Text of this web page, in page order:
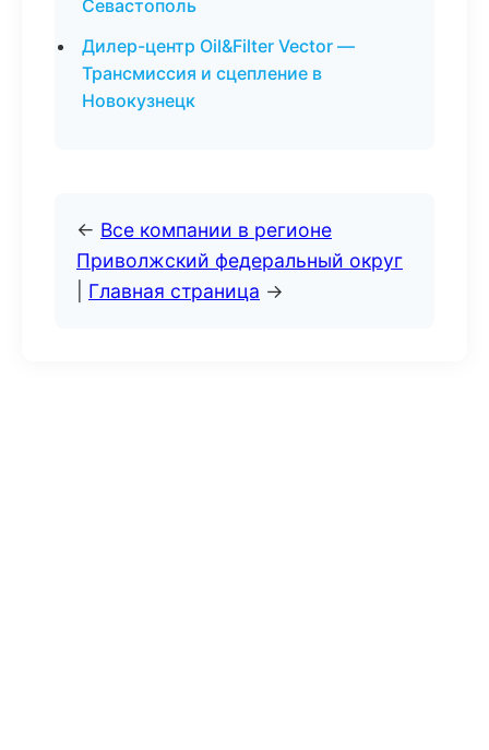
Севастополь
Дилер-центр Oil&Filter Vector —
Трансмиссия и сцепление в
Новокузнецк
← Все компании в регионе
Приволжский федеральный округ
Главная страница →